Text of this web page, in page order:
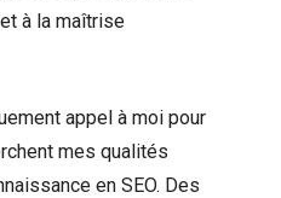
et à la maîtrise
appel à moi pour
mes qualités
en SEO. Des